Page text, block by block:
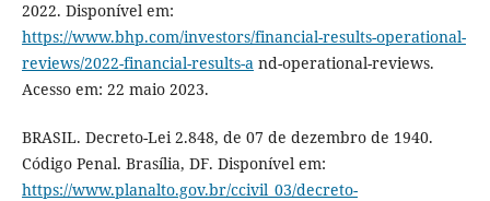
2022. Disponível em:
https://www.bhp.com/investors/financial-results-operational-
reviews/2022-financial-results-a nd-operational-reviews.
Acesso em: 22 maio 2023.
BRASIL. Decreto-Lei 2.848, de 07 de dezembro de 1940.
Código Penal. Brasília, DF. Disponível em:
https://www.planalto.gov.br/ccivil_03/decreto-